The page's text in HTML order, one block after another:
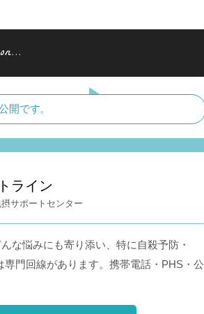
開です。
ライン
サポートセンター
な悩みにも寄り添い、特に自殺予防・
門回線があります。携帯電話・PHS・公